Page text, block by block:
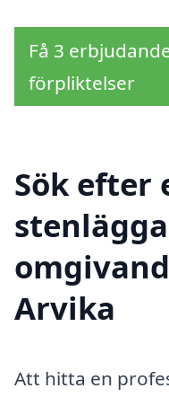
Få 3
förpliktelser
Sök efter
Arvika
Att hitta en